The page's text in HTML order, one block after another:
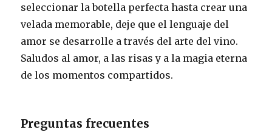
seleccionar la botella perfecta hasta crear una
velada memorable, deje que el lenguaje del
amor se desarrolle a través del arte del vino.
Saludos al amor, a las risas y a la magia eterna
de los momentos compartidos.
Preguntas frecuentes